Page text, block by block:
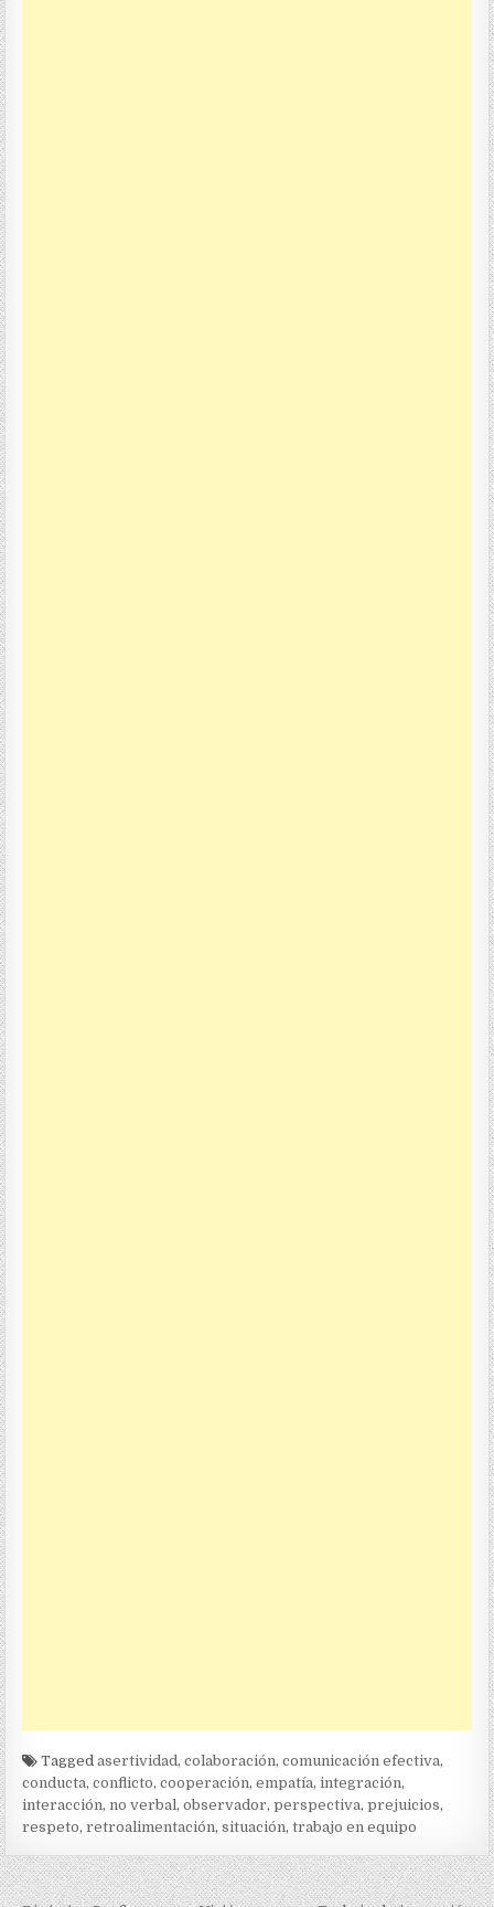
Taggedasertividad,colaboración,comunicación efectiva,
conducta,conflicto,cooperación,empatía,integración,
interacción, no verbal,observador,perspectiva,prejuicios,
respeto,retroalimentación,situación,trabajo en equipo